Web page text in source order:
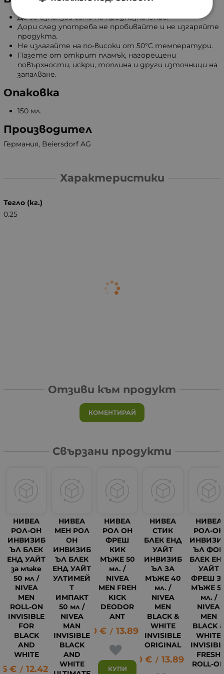
Да се използва само по предназначение.
Дори след употреба не пробивайте и не изгаряйте
продукта.
Не излагайте на по-високи от 50°C температури.
Пазете от открит пламък, нагорещени
повърхности, искри, топлина и други източници на
запалване.
Опаковка
150 мл.
Производител
Германия, Beiersdorf AG
Характеристики
Тегло (кг.)
0.25
Отзиви към продукт
КОМЕНТИРАЙ
Свързани продукти
НИВЕА
РОЛ-ОН
ИНВИЗИБ
ЪЛ БЛЕК
ЕНД УАЙТ
за мъже
50 мл /
NIVEA
MEN
ROLL-ON
INVISIBLE
FOR
BLACK
AND
WHITE
€ / 12.42 лв.
НИВЕА
МЕН РОЛ
ОН
ИНВИЗИБ
ЪЛ БЛЕК
ЕНД УАЙТ
УЛТИМЕЙ
Т
ИМПАКТ
50 мл /
NIVEA
MAN
INVISIBLE
BLACK
AND
WHITE
НИВЕА
РОЛ ОН
ФРЕШ
КИК
МЪЖЕ 50
мл. /
NIVEA
MEN FREH
KICK
DEODOR
ANT
7.10 € / 13.89 лв.
КУПИ
НИВЕА
СТИК
БЛЕК ЕНД
УАЙТ
ИНВИЗИБ
ЪЛ ЗА
МЪЖЕ 40
мл. /
NIVEA
MEN
BLACK &
WHITE
INVISIBLE
ORIGINAL
7.10 € / 13.89 лв.
НИВЕА
РОЛ-ОН
ЪЛ ФОР
БЛЕК
УАЙТ
ФРЕШ
МЪЖЕ
мл. /
NIVEA
MEN
BLACK
WHITE
FRESH
ROLL-